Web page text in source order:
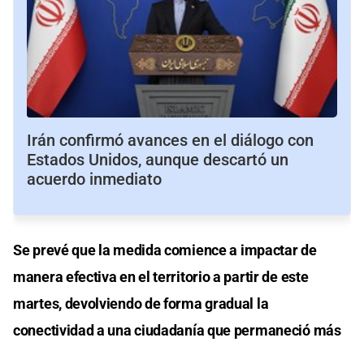
Irán confirmó avances en el diálogo con
Estados Unidos, aunque descartó un
acuerdo inmediato
Se prevé que la medida comience a impactar de
manera efectiva en el territorio a partir de este
martes, devolviendo de forma gradual la
conectividad a una ciudadanía que permaneció más